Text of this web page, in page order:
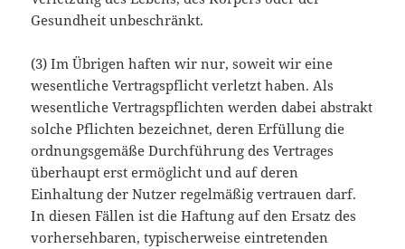
Gesundheit unbeschränkt.
(3) Im Übrigen haften wir nur, soweit wir eine
wesentliche Vertragspflicht verletzt haben. Als
wesentliche Vertragspflichten werden dabei abstrakt
solche Pflichten bezeichnet, deren Erfüllung die
ordnungsgemäße Durchführung des Vertrages
überhaupt erst ermöglicht und auf deren
Einhaltung der Nutzer regelmäßig vertrauen darf.
In diesen Fällen ist die Haftung auf den Ersatz des
vorhersehbaren, typischerweise eintretenden